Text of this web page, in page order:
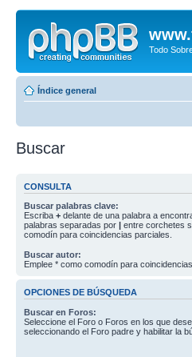
Todo
Índice general
Buscar
CONSULTA
Buscar palabras clave:
Escriba + delante de una palabra a
palabras separadas por | entre corchetes
comodín para coincidencias parciales.
Buscar autor:
Emplee * como comodín para
OPCIONES DE BÚSQUEDA
Buscar en Foros:
Seleccione el Foro o Foros en los que
seleccionando el Foro padre y habilitar la